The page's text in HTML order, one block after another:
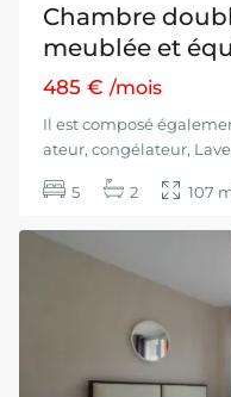
Chambre
meublée et
485 €/mois
Il est composé
ateur, congélateur,
5 2 107